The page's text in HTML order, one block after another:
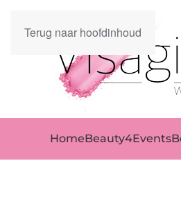
Terug naar hoofdinhoud
HomeBeauty4Events